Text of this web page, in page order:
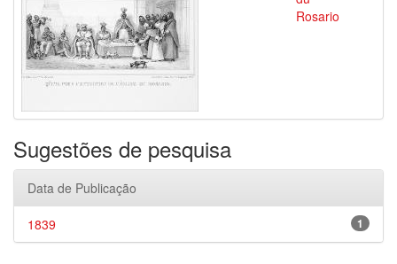
Rosario
Sugestões de pesquisa
Data de Publicação
1
1839